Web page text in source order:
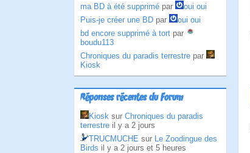
ma BD à été supprimé par
oui oui
Puis-je créer une BD par
oui oui
bd encore supprimé à tort par
boudu113
Chroniques du paradis terrestre par
Kiosk
Réponses récentes du Forum
Kiosk sur Chroniques du paradis
terrestre il y a 2 jours
TRUCMUCHE sur Le Zoodingue des
Birds il y a 2 jours et 5 heures